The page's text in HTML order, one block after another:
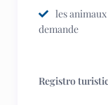
les
demande
Registro